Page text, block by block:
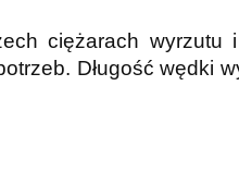
ciężarach wyrzutu
Długość wędki